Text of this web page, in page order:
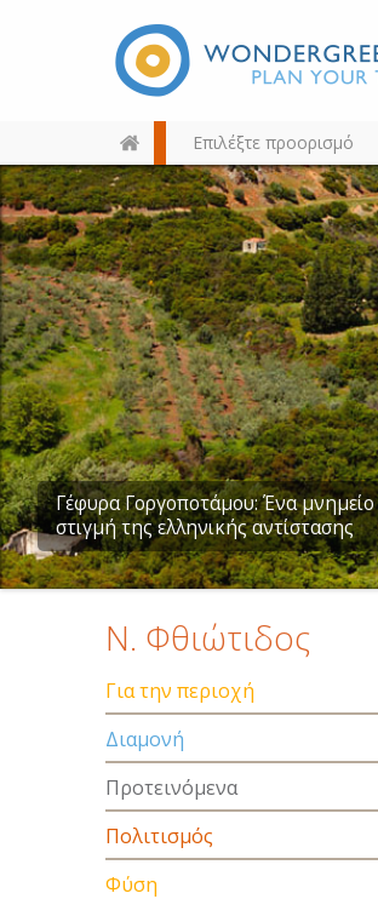
Επιλέξτε προορισμό
Διαλέξτε τον προορισμό σας
από τον χάρτη, την αναζήτηση
ή αλφαβητικά
Συνδυάστε θάλασσα, βουνό και
Ν. Φθιώτιδος
Για την περιοχή
Διαμονή
Προτεινόμενα
Πολιτισμός
Φύση